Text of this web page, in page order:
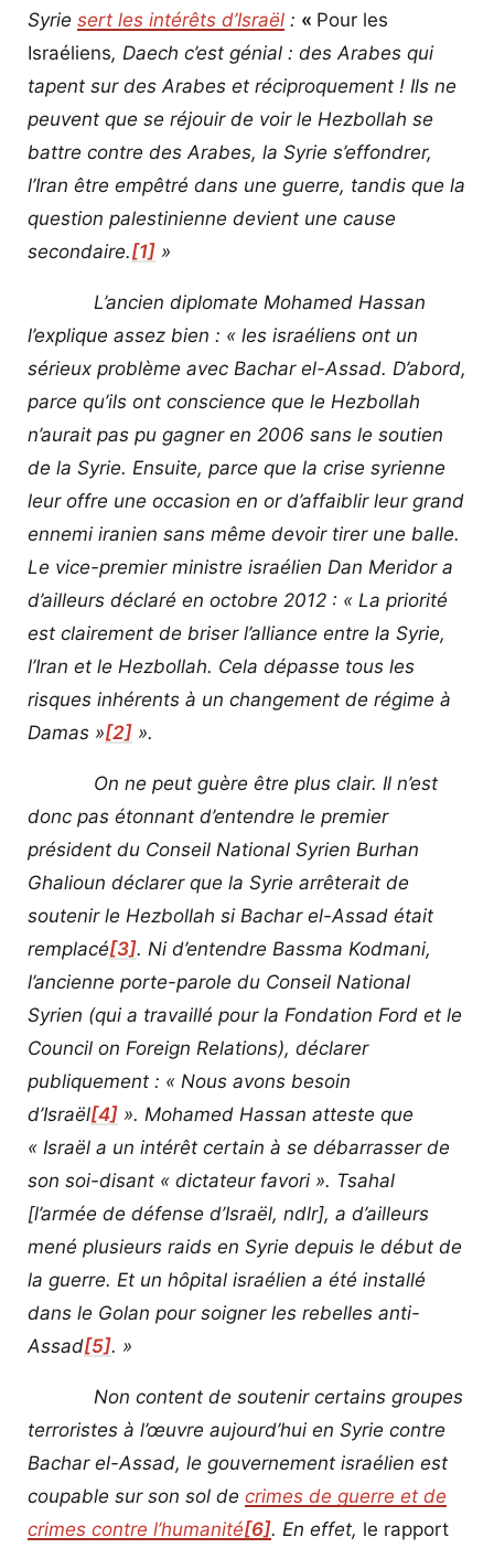
Syrie sert les intérêts d’Israël : « Pour les
Israéliens, Daech c’est génial : des Arabes qui
tapent sur des Arabes et réciproquement ! Ils ne
peuvent que se réjouir de voir le Hezbollah se
battre contre des Arabes, la Syrie s’effondrer,
l’Iran être empêtré dans une guerre, tandis que la
question palestinienne devient une cause
secondaire.[1] »
L’ancien diplomate Mohamed Hassan
l’explique assez bien : « les israéliens ont un
sérieux problème avec Bachar el-Assad. D’abord,
parce qu’ils ont conscience que le Hezbollah
n’aurait pas pu gagner en 2006 sans le soutien
de la Syrie. Ensuite, parce que la crise syrienne
leur offre une occasion en or d’affaiblir leur grand
ennemi iranien sans même devoir tirer une balle.
Le vice-premier ministre israélien Dan Meridor a
d’ailleurs déclaré en octobre 2012 : « La priorité
est clairement de briser l’alliance entre la Syrie,
l’Iran et le Hezbollah. Cela dépasse tous les
risques inhérents à un changement de régime à
Damas »[2] ».
On ne peut guère être plus clair. Il n’est
donc pas étonnant d’entendre le premier
président du Conseil National Syrien Burhan
Ghalioun déclarer que la Syrie arrêterait de
soutenir le Hezbollah si Bachar el-Assad était
remplacé[3]. Ni d’entendre Bassma Kodmani,
l’ancienne porte-parole du Conseil National
Syrien (qui a travaillé pour la Fondation Ford et le
Council on Foreign Relations), déclarer
publiquement : « Nous avons besoin
d’Israël[4] ». Mohamed Hassan atteste que
« Israël a un intérêt certain à se débarrasser de
son soi-disant « dictateur favori ». Tsahal
[l’armée de défense d’Israël, ndlr], a d’ailleurs
mené plusieurs raids en Syrie depuis le début de
la guerre. Et un hôpital israélien a été installé
dans le Golan pour soigner les rebelles anti-
Assad[5]. »
Non content de soutenir certains groupes
terroristes à l’œuvre aujourd’hui en Syrie contre
Bachar el-Assad, le gouvernement israélien est
coupable sur son sol de crimes de guerre et de
crimes contre l’humanité[6]. En effet, le rapport